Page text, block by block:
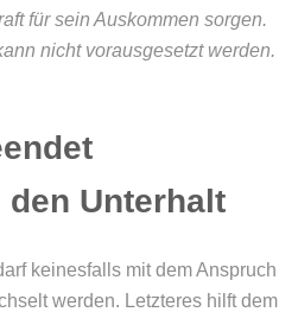
für sein Auskommen sorgen.
nicht vorausgesetzt werden.
Unterhalt
keinesfalls mit dem Anspruch
werden. Letzteres hilft dem